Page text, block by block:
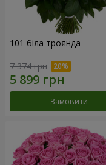
101 біла троянда
7 374 грн
Замовити